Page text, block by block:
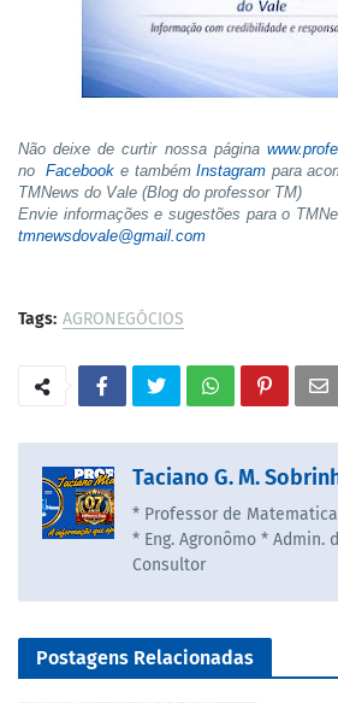
Não deixe de curtir nossa página
noFacebook e tambémInstagram para
TMNews do Vale (Blog do professor TM)
Envie informações e sugestões para o
tmnewsdovale@gmail.com
Tags: AGRONEGÓCIOS
Taciano G. M.
* Professor de
* Eng. Agronômo * Admin.
Consultor
Postagens Relacionadas